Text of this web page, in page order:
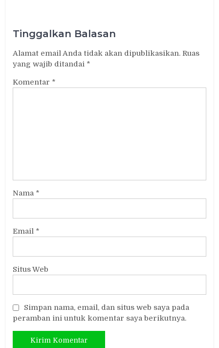
Tinggalkan Balasan
Alamat email Anda tidak akan dipublikasikan. Ruas
yang wajib ditandai *
Komentar *
Nama *
Email *
Situs Web
Simpan nama, email, dan situs web saya pada
peramban ini untuk komentar saya berikutnya.